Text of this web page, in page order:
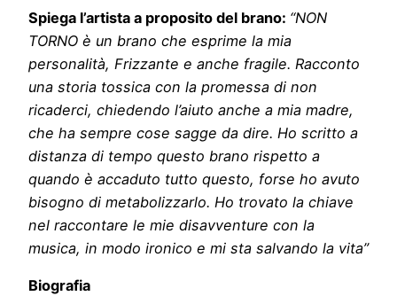
Spiega l’artista a proposito del brano: “NON
TORNO è un brano che esprime la mia
personalità, Frizzante e anche fragile. Racconto
una storia tossica con la promessa di non
ricaderci, chiedendo l’aiuto anche a mia madre,
che ha sempre cose sagge da dire. Ho scritto a
distanza di tempo questo brano rispetto a
quando è accaduto tutto questo, forse ho avuto
bisogno di metabolizzarlo. Ho trovato la chiave
nel raccontare le mie disavventure con la
musica, in modo ironico e mi sta salvando la vita”
Biografia